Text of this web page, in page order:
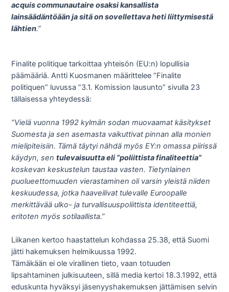
acquis communautaire osaksi kansallista
lainsäädäntöään ja sitä on sovellettava heti liittymisestä
lähtien.”
Finalite politique tarkoittaa yhteisön (EU:n) lopullisia
päämääriä. Antti Kuosmanen määrittelee ”Finalite
politiquen” luvussa ”3.1. Komission lausunto” sivulla 23
tällaisessa yhteydessä:
”Vielä vuonna 1992 kylmän sodan muovaamat käsitykset
Suomesta ja sen asemasta vaikuttivat pinnan alla monien
mielipiteisiin. Tämä täytyi nähdä myös EY:n omassa piirissä
käydyn, sentulevaisuutta eli ”poliittista finaliteettia”
koskevan keskustelun taustaa vasten. Tietynlainen
puolueettomuuden vierastaminen oli varsin yleistä niiden
keskuudessa, jotka haaveilivat tulevalle Euroopalle
merkittävää ulko- ja turvallisuuspoliittista identiteettiä,
eritoten myös sotilaallista.”
Liikanen kertoo haastattelun kohdassa 25.38, että Suomi
jätti hakemuksen helmikuussa 1992.
Tämäkään ei ole virallinen tieto, vaan totuuden
lipsahtaminen julkisuuteen, sillä media kertoi 18.3.1992, että
eduskunta hyväksyi jäsenyyshakemuksen jättämisen selvin